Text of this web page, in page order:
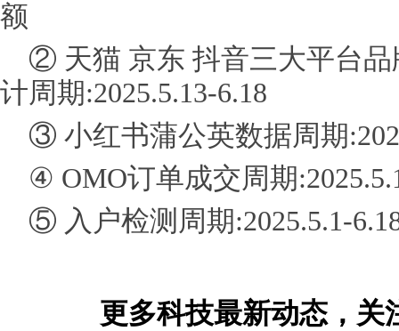
额
② 天猫 京东 抖音三大平台品
计周期:2025.5.13-6.18
③ 小红书蒲公英数据周期
④ OMO订单成交周期
⑤ 入户检测周期:2025.5.1-
更多科技最新动态，关